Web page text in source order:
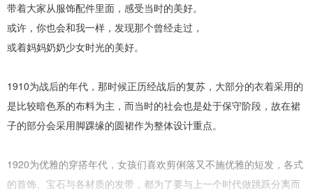
带着大家从服饰配件里面，感受当时的美好。
或许，你也会和我一样，发现那个曾经走过，
或着妈妈奶奶少女时光的美好。
1910为战后的年代，那时候正历经战后的复苏，大部分的衣着采用的
是比较暗色系的布料为主，而当时的社会也是处于保守阶段，故在裙
子的部分会采用脚踝缘的圆裙作为整体设计重点。
1920为优雅的穿搭年代，女孩们喜欢剪俐落又不施优雅的短发，各式
的首饰、宝石与各材质的发带，都为了要与上一个时代做跳跃分离而